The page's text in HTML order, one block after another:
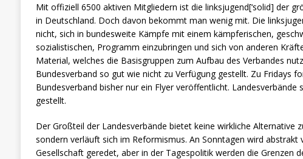
Mit offiziell 6500 aktiven Mitgliedern ist die linksjugend[‘solid] der
in Deutschland. Doch davon bekommt man wenig mit. Die
nicht, sich in bundesweite Kämpfe mit einem kämpferischen,
sozialistischen, Programm einzubringen und sich von anderen
Material, welches die Basisgruppen zum Aufbau des Verbandes
Bundesverband so gut wie nicht zu Verfügung gestellt. Zu Fridays
Bundesverband bisher nur ein Flyer veröffentlicht. Landesverbände
gestellt.
Der Großteil der Landesverbände bietet keine wirkliche Alternative
sondern verläuft sich im Reformismus. An Sonntagen wird abstrakt
Gesellschaft geredet, aber in der Tagespolitik werden die Grenzen